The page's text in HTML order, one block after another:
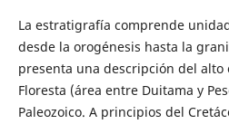
La estratigrafía comprende
desde la orogénesis hasta la
presenta una descripción del
Floresta (área entre Duitama y
Paleozoico. A principios del